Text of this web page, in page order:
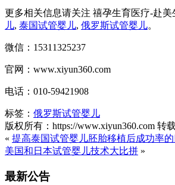
更多相关信息请关注 禧孕生育医疗-赴美
儿, 泰国试管婴儿, 俄罗斯试管婴儿。
微信：15311325237
官网：www.xiyun360.com
电话：010-59421908
标签： 俄罗斯试管婴儿
版权所有：https://www.xiyun360.com 转
« 提高泰国试管婴儿胚胎移植后成功率的
美国和日本试管婴儿技术大比拼 »
最新公告